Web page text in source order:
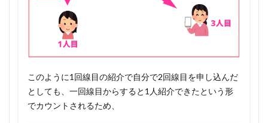
このように1回線目の紹介で自分で2回線目を申し込んだ
としても、一回線目からすると1人紹介できたという形
でカウントされるため、